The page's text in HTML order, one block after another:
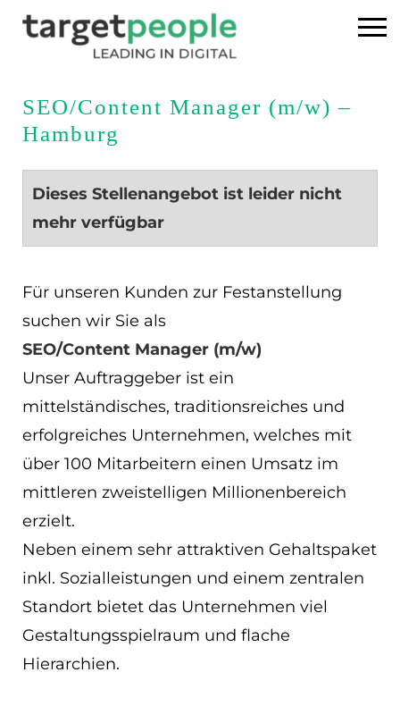
Referenzen
News
DE
EN
ES
Navigation schließen
SEO/Content Manager (m/w) –
Hamburg
Dieses Stellenangebot ist leider nicht
mehr verfügbar
Für unseren Kunden zur Festanstellung
suchen wir Sie als
SEO/Content Manager (m/w)
Unser Auftraggeber ist ein
mittelständisches, traditionsreiches und
erfolgreiches Unternehmen, welches mit
über 100 Mitarbeitern einen Umsatz im
mittleren zweistelligen Millionenbereich
erzielt.
Neben einem sehr attraktiven Gehaltspaket
inkl. Sozialleistungen und einem zentralen
Standort bietet das Unternehmen viel
Gestaltungsspielraum und flache
Hierarchien.